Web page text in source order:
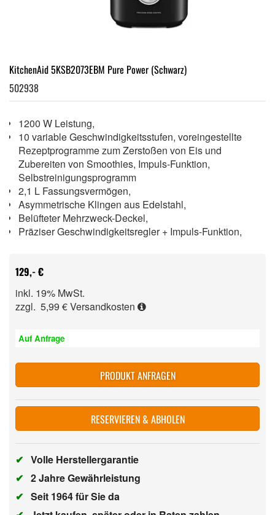
KitchenAid 5KSB2073EBM Pure Power (Schwarz)
502938
1200 W Leistung,
10 variable Geschwindigkeitsstufen, voreingestellte
Rezeptprogramme zum Zerstoßen von Eis und
Zubereiten von Smoothies, Impuls-Funktion,
Selbstreinigungsprogramm
2,1 L Fassungsvermögen,
Asymmetrische Klingen aus Edelstahl,
Belüfteter Mehrzweck-Deckel,
Präziser Geschwindigkeitsregler + Impuls-Funktion,
129,- €
inkl. 19% MwSt.
zzgl. 5,99 €Versandkosten
Auf Anfrage
PRODUKT ANFRAGEN
RESERVIEREN & ABHOLEN
✔ Volle Herstellergarantie
✔ 2 Jahre Gewährleistung
✔ Seit 1964 für Sie da